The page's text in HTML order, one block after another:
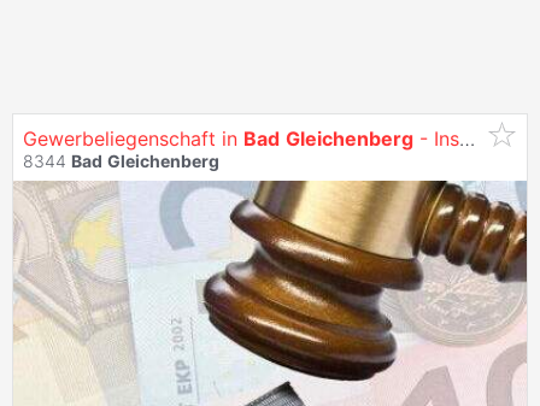
Gewerbeliegenschaft in Bad Gleichenberg - Insolvenzverfahren
8344 Bad Gleichenberg